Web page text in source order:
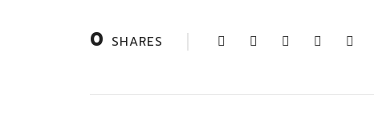
0 SHARES